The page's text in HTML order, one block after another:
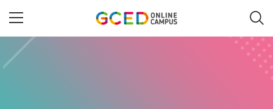
텐
건